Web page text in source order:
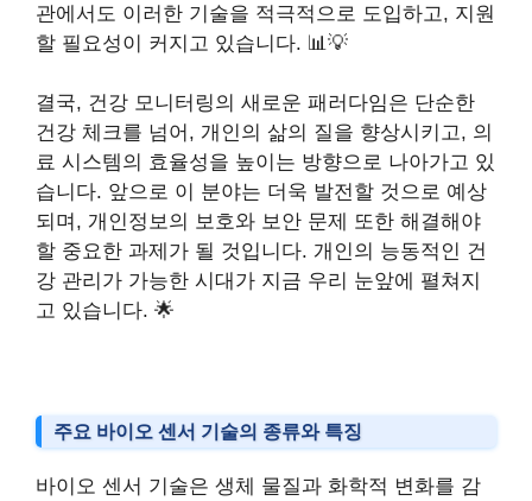
관에서도 이러한 기술을 적극적으로 도입하고, 지원
할 필요성이 커지고 있습니다. 📊💡
결국, 건강 모니터링의 새로운 패러다임은 단순한
건강 체크를 넘어, 개인의 삶의 질을 향상시키고, 의
료 시스템의 효율성을 높이는 방향으로 나아가고 있
습니다. 앞으로 이 분야는 더욱 발전할 것으로 예상
되며, 개인정보의 보호와 보안 문제 또한 해결해야
할 중요한 과제가 될 것입니다. 개인의 능동적인 건
강 관리가 가능한 시대가 지금 우리 눈앞에 펼쳐지
고 있습니다. 🌟
주요 바이오 센서 기술의 종류와 특징
바이오 센서 기술은 생체 물질과 화학적 변화를 감